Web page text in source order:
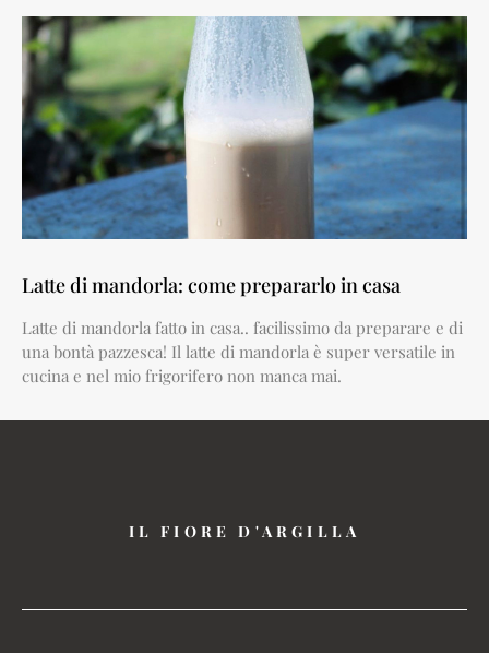
Latte di mandorla: come prepararlo in casa
Latte di mandorla fatto in casa.. facilissimo da preparare e di
una bontà pazzesca! Il latte di mandorla è super versatile in
cucina e nel mio frigorifero non manca mai.
IL FIORE D'ARGILLA